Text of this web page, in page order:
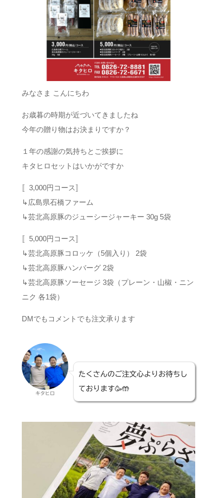
みなさま こんにちわ️
お歳暮の時期が近づいてきましたね
今年の贈り物はお決まりですか？
１年の感謝の気持ちとご挨拶に
キタヒロセットはいかがですか
〚3,000円コース〛
↳広島県石橋ファーム
↳芸北高原豚のジューシージャーキー 30g 5袋
〚5,000円コース〛
↳芸北高原豚コロッケ（5個入り） 2袋
↳芸北高原豚ハンバーグ 2袋
↳芸北高原豚ソーセージ 3袋（プレーン・山椒・ニン
ニク 各1袋）
DMでもコメントでも注文承ります
キタヒロ
たくさんのご注文心よりお待ちし
ております🥳🤲